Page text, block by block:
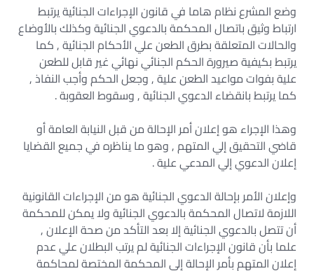
وضع المشرع نظام هاما في قانون الإجراءات الجنائية يرتبط
ارتباط وثيق باتصال المحكمة بالدعوي الجنائية وكذلك بالأوضاع
والحالات المتعلقة بطرق الطعن علي الأحكام الجنائية , كما
يرتبط بكيفية صيرورة الحكم الجنائي نهائي غير قابل للطعن
علية بفوات مواعيد الطعن علية , وجعل الحكم وأجب النفاذ ,
كما يرتبط بانقضاء الدعوي الجنائية , وسقوط العقوبة .
وهذا الإجراء هو إعلان أمر الإحالة من قبل النيابة العامة أو
قاضي التحقيق إلي المتهم , وهو ما يناظره في جميع القضايا
إعلان الدعوي إلي المدعي علية .
وإعلان الأمر بإحالة الدعوي الجنائية هو من الإجراءات القانونية
اللازمة لاتصال المحكمة بالدعوي الجنائية ولا يمكن للمحكمة
أن تتصل بالدعوي الجنائية إلا بعد التأكد من صحة الإعلان ,
علما بأن قانون الإجراءات الجنائية لم يرتب البطلان علي عدم
إعلان المتهم بأمر الإحالة إلي المحكمة المختصة لمحاكمة